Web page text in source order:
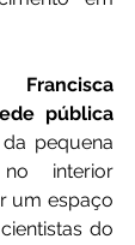
pública
pequena
interior
um espaço
do